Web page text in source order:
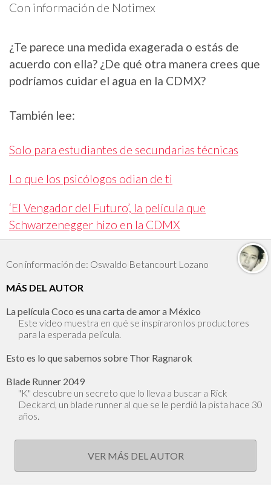
Con información de Notimex
¿Te parece una medida exagerada o estás de
acuerdo con ella? ¿De qué otra manera crees que
podríamos cuidar el agua en la CDMX?
También lee:
Solo para estudiantes de secundarias técnicas
Lo que los psicólogos odian de ti
‘El Vengador del Futuro’, la película que
Schwarzenegger hizo en la CDMX
Con información de: Oswaldo Betancourt Lozano
MÁS DEL AUTOR
La película Coco es una carta de amor a México
Este video muestra en qué se inspiraron los productores
para la esperada película.
Esto es lo que sabemos sobre Thor Ragnarok
Blade Runner 2049
"K" descubre un secreto que lo lleva a buscar a Rick
Deckard, un blade runner al que se le perdió la pista hace 30
años.
VER MÁS DEL AUTOR